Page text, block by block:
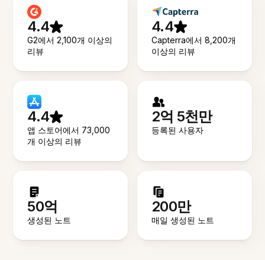
4.4
G2에서 2,100개 이상의
리뷰
4.4
Capterra에서 8,200개
이상의 리뷰
4.4
앱 스토어에서 73,000
개 이상의 리뷰
2억 5천만
등록된 사용자
50억
생성된 노트
200만
매일 생성된 노트